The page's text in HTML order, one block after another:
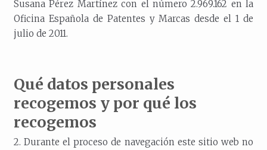
Susana Pérez Martínez con el número 2.969.162 en la
Oficina Española de Patentes y Marcas desde el 1 de
julio de 2011.
Qué datos personales
recogemos y por qué los
recogemos
2. Durante el proceso de navegación este sitio web no